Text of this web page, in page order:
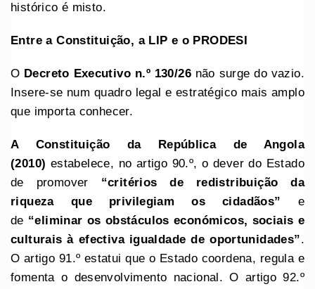
histórico é misto.
Entre a Constituição, a LIP e o PRODESI
O Decreto Executivo n.º 130/26não surge do vazio.
Insere-se num quadro legal e estratégico mais amplo
que importa conhecer.
A Constituição da República de Angola
(2010) estabelece, no artigo 90.º, o dever do Estado
de promover “critérios de redistribuição da
riqueza que privilegiam os cidadãos” e
de “eliminar os obstáculos económicos, sociais e
culturais à efectiva igualdade de oportunidades”.
O artigo 91.º estatui que o Estado coordena, regula e
fomenta o desenvolvimento nacional. O artigo 92.º